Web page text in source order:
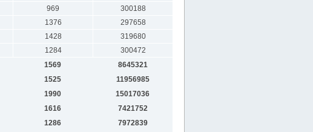
969
300188
1376
297658
1428
319680
1284
300472
1569
8645321
1525
11956985
1990
15017036
1616
7421752
1286
7972839